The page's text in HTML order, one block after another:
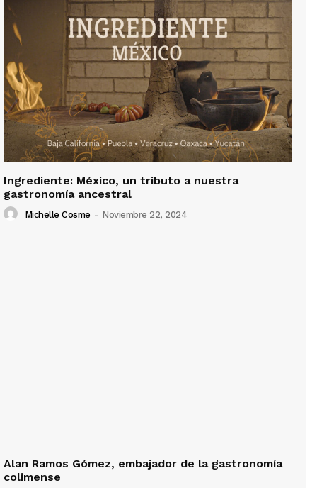
Ingrediente: México, un tributo a nuestra
gastronomía ancestral
Michelle Cosme - Noviembre 22, 2024
Alan Ramos Gómez, embajador de la gastronomía
colimense